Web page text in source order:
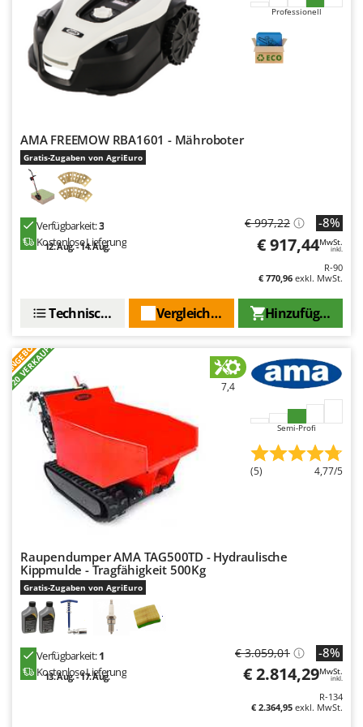
Professionell
AMA FREEMOW RBA1601 - Mähroboter
Gratis-Zugaben von AgriEuro
Verfügbarkeit:3
Kostenlose Lieferung
12. Aug. - 14. Aug.
€ 997,22 -8%
€ 917,44MwSt.
inkl.
R-90
€ 770,96 exkl. MwSt.
Hinzufügen
Vergleichen Sie
Technische Daten
ANGEBOT
+20 VERKAUFT 7,4
Semi-Profi
(5) 4,77/5
Raupendumper AMA TAG500TD - Hydraulische
Kippmulde - Tragfähigkeit 500Kg
Gratis-Zugaben von AgriEuro
Verfügbarkeit:1
Kostenlose Lieferung
13. Aug. - 17. Aug.
€ 3.059,01 -8%
€ 2.814,29MwSt.
inkl.
R-134
€ 2.364,95 exkl. MwSt.